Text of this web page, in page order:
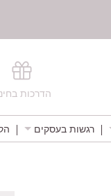
הדרכות
רגשות בעסקים